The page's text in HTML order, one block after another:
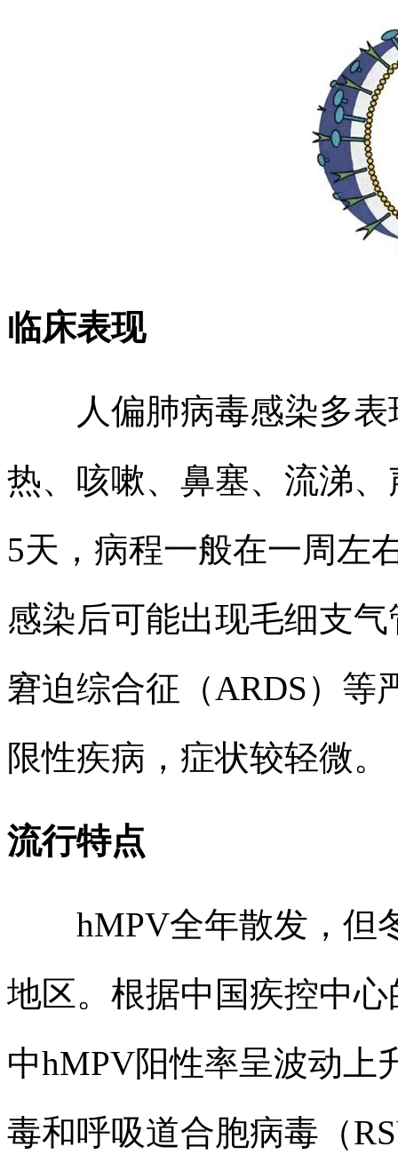
临床表现
人偏肺病毒感染多表
热、咳嗽、鼻塞、流涕
5天，病程一般在一周左
感染后可能出现毛细支
窘迫综合征（ARDS）等
限性疾病，症状较轻微。
流行特点
hMPV全年散发，但
地区。根据中国疾控中
中hMPV阳性率呈波动上
毒和呼吸道合胞病毒（